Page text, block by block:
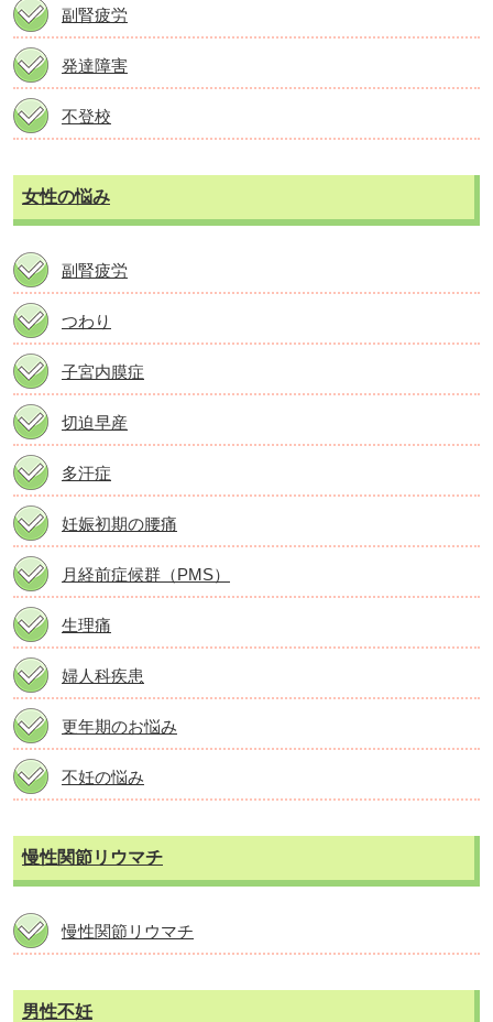
副腎疲労
発達障害
不登校
女性の悩み
副腎疲労
つわり
子宮内膜症
切迫早産
多汗症
妊娠初期の腰痛
月経前症候群（PMS）
生理痛
婦人科疾患
更年期のお悩み
不妊の悩み
慢性関節リウマチ
慢性関節リウマチ
男性不妊